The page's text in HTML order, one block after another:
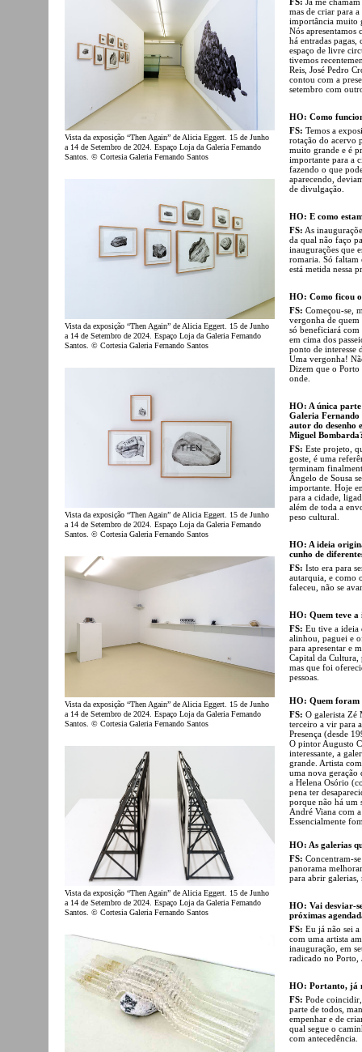
Vista da exposição “Then Again” de Alicia Eggert. 15 de Junho
a 14 de Setembro de 2024. Espaço Loja da Galeria Fernando
Santos. © Cortesia Galeria Fernando Santos
Vista da exposição “Then Again” de Alicia Eggert. 15 de Junho
a 14 de Setembro de 2024. Espaço Loja da Galeria Fernando
Santos. © Cortesia Galeria Fernando Santos
Vista da exposição “Then Again” de Alicia Eggert. 15 de Junho
a 14 de Setembro de 2024. Espaço Loja da Galeria Fernando
Santos. © Cortesia Galeria Fernando Santos
Vista da exposição “Then Again” de Alicia Eggert. 15 de Junho
a 14 de Setembro de 2024. Espaço Loja da Galeria Fernando
Santos. © Cortesia Galeria Fernando Santos
Vista da exposição “Then Again” de Alicia Eggert. 15 de Junho
a 14 de Setembro de 2024. Espaço Loja da Galeria Fernando
Santos. © Cortesia Galeria Fernando Santos
mas de criar para
importância muito
Nós apresentamos
há entradas
espaço de livre
tivemos
Reis, José Pedro
contou com a
setembro com
HO: Como
FS: Temos a
rotação do acervo
muito grande e é
importante para a
fazendo o que
aparecendo,
de divulgação.
HO: E como
FS: As
da qual não faço
inaugurações que
romaria. Só faltam
está metida nessa
HO: Como ficou
FS: Começou-se,
vergonha de
só beneficiará com
em cima dos
ponto de interesse
Uma vergonha!
Dizem que o Porto
onde.
HO: A única
Galeria Fernando
autor do desenho
Miguel
FS: Este projeto,
goste, é uma
terminam
Ângelo de Sousa
importante. Hoje
para a cidade,
além de toda a
peso cultural.
HO: A ideia
cunho de
FS: Isto era para
autarquia, e como
faleceu, não se
HO: Quem teve a
FS: Eu tive a ideia
alinhou, paguei e
para apresentar e
Capital da Cultura,
mas que foi
pessoas.
HO: Quem foram
FS: O galerista Zé
terceiro a vir para
Presença (desde
O pintor Augusto
interessante, a
grande. Artista
uma nova geração
a Helena Osório
pena ter
porque não há um
André Viana com
Essencialmente
HO: As galerias
FS: Concentram-
panorama
para abrir galerias,
HO: Vai desviar-
próximas
FS: Eu já não sei
com uma artista
inauguração, em
radicado no Porto,
HO: Portanto, já
FS: Pode
parte de todos,
empenhar e de
qual segue o
com antecedência.